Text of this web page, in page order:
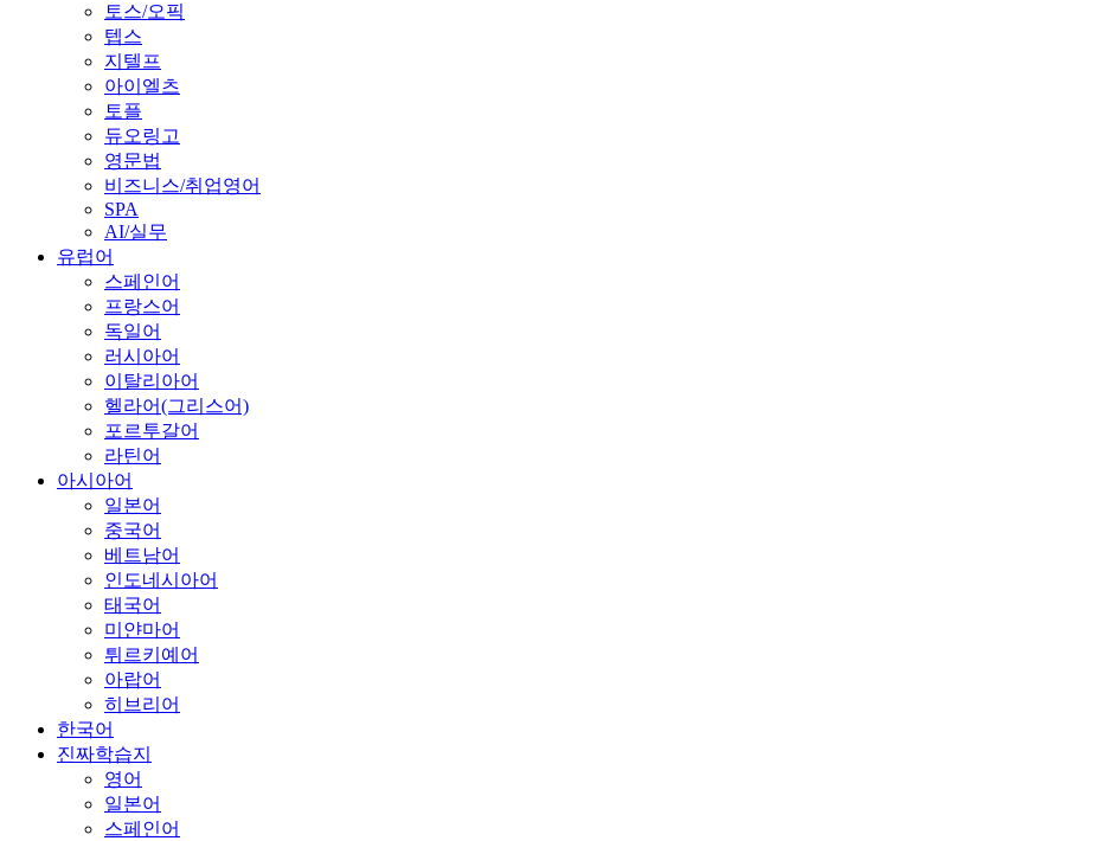
토스/오픽
텝스
지텔프
아이엘츠
토플
듀오링고
영문법
비즈니스/취업영어
SPA
AI/실무
유럽어
스페인어
프랑스어
독일어
러시아어
이탈리아어
헬라어(그리스어)
포르투갈어
라틴어
아시아어
일본어
중국어
베트남어
인도네시아어
태국어
미얀마어
튀르키예어
아랍어
히브리어
한국어
진짜학습지
영어
일본어
스페인어